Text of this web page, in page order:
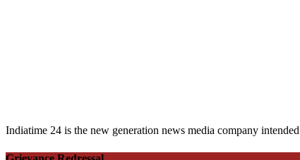
Indiatime 24 is the new generation news media company